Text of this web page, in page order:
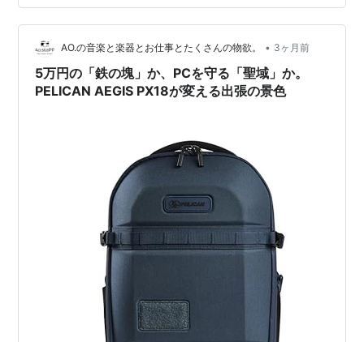
ている金の純度を表しています。 つまり、万年筆全体が
金で作られているという意味ではありません。 高級万年
筆では、金のしなやかさを活かした書き心地を実現する
ため、金製のペ…
AO.の音楽と楽器とお仕事とたくさんの物欲。 • 3ヶ月前
5万円の「鉄の塊」か、PCを守る「聖域」か。
PELICAN AEGIS PX18が変える出張の景色